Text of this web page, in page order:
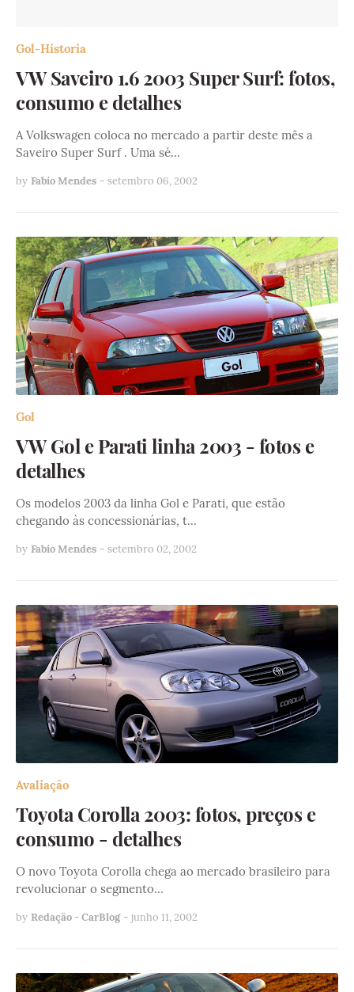
Gol-Historia
VW Saveiro 1.6 2003 Super Surf: fotos,
consumo e detalhes
A Volkswagen coloca no mercado a partir deste mês a
Saveiro Super Surf . Uma sé…
by Fabio Mendes - setembro 06, 2002
Gol
VW Gol e Parati linha 2003 - fotos e
detalhes
Os modelos 2003 da linha Gol e Parati, que estão
chegando às concessionárias, t…
by Fabio Mendes - setembro 02, 2002
Avaliação
Toyota Corolla 2003: fotos, preços e
consumo - detalhes
O novo Toyota Corolla chega ao mercado brasileiro para
revolucionar o segmento…
by Redação - CarBlog - junho 11, 2002